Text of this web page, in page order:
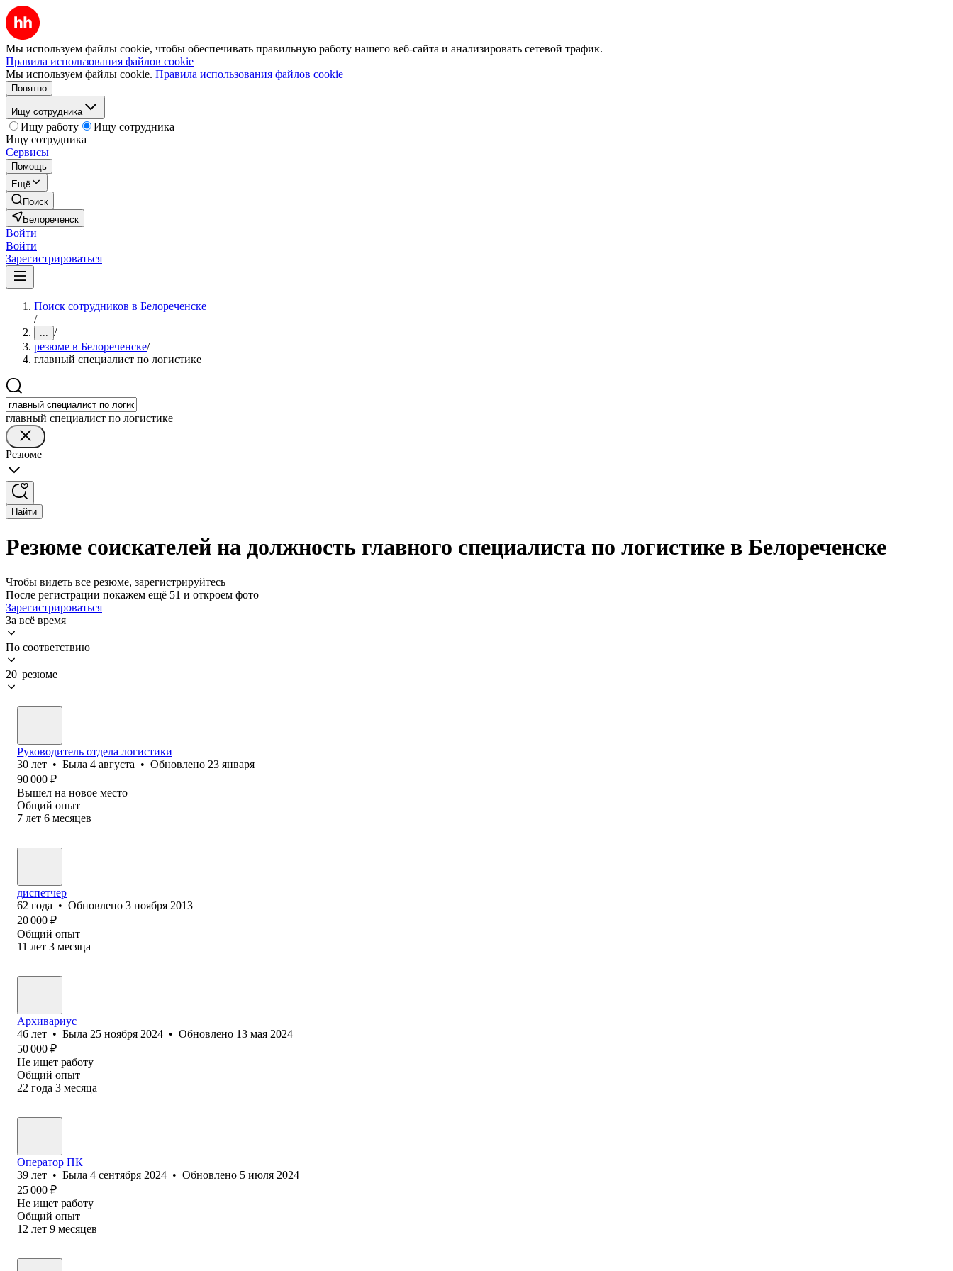
Мы используем файлы cookie, чтобы обеспечивать правильную работу нашего веб-сайта и анализировать сетевой трафик.
Правила использования файлов cookie
Мы используем файлы cookie. Правила использования файлов cookie
Понятно
Ищу сотрудника
Ищу работу
Ищу сотрудника
Ищу сотрудника
Сервисы
Помощь
Ещё
Поиск
Белореченск
Войти
Войти
Зарегистрироваться
Поиск сотрудников в Белореченске
/
... /
резюме в Белореченске/
главный специалист по логистике
главный специалист по логистике
Резюме
Найти
Резюме соискателей на должность главного специалиста по логистике в Белореченске
Чтобы видеть все резюме, зарегистрируйтесь
После регистрации покажем ещё 51 и откроем фото
Зарегистрироваться
За всё время
По соответствию
20 резюме
Руководитель отдела логистики
30 лет • Была 4 августа • Обновлено 23 января
90 000 ₽
Вышел на новое место
Общий опыт
7 лет 6 месяцев
диспетчер
62 года • Обновлено 3 ноября 2013
20 000 ₽
Общий опыт
11 лет 3 месяца
Архивариус
46 лет • Была 25 ноября 2024 • Обновлено 13 мая 2024
50 000 ₽
Не ищет работу
Общий опыт
22 года 3 месяца
Оператор ПК
39 лет • Была 4 сентября 2024 • Обновлено 5 июля 2024
25 000 ₽
Не ищет работу
Общий опыт
12 лет 9 месяцев